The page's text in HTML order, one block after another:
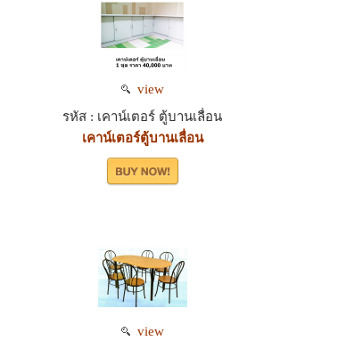
view
รหัส : เคาน์เตอร์ ตู้บานเลื่อน
เคาน์เตอร์ตู้บานเลื่อน
view